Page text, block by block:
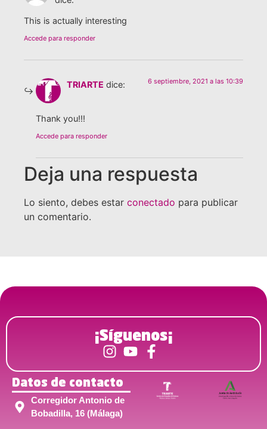
This is actually interesting
Accede para responder
TRIARTE dice: 6 septiembre, 2021 a las 10:39
Thank you!!!
Accede para responder
Deja una respuesta
Lo siento, debes estar conectado para publicar
un comentario.
¡Síguenos¡
Datos de contacto
Corregidor Antonio de
Bobadilla, 16 (Málaga)